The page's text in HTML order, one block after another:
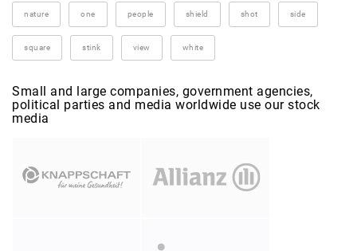
nature one people shield shot side
square stink view white
Small and large companies, government agencies,
political parties and media worldwide use our stock
media